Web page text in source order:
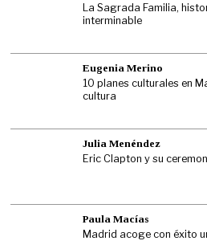
La Sagrada Familia,
interminable
Eugenia Merino
10 planes culturales en
cultura
Julia Menéndez
Eric Clapton y su
Paula Macías
Madrid acoge con éxito